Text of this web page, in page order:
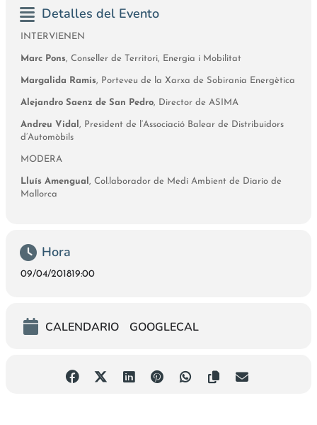
Detalles del Evento
INTERVIENEN
Marc Pons, Conseller de Territori, Energia i Mobilitat
Margalida Ramis, Porteveu de la Xarxa de Sobirania Energètica
Alejandro Saenz de San Pedro, Director de ASIMA
Andreu Vidal , President de l’Associació Balear de Distribuidors
d’Automòbils
MODERA
Lluís Amengual , Col.laborador de Medi Ambient de Diario de
Mallorca
Hora
09/04/201819:00
CALENDARIO GOOGLECAL